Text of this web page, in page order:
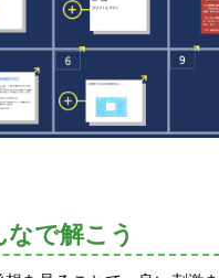
なで解こう